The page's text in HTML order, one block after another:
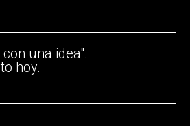
una idea".
hoy.